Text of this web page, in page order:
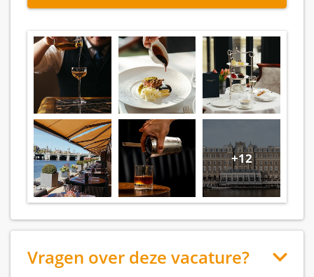
+12
Vragen over deze vacature?